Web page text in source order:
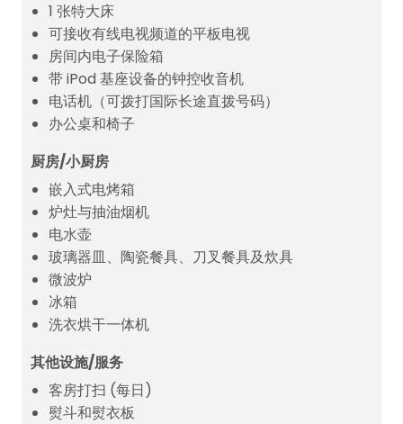
1 张特大床
可接收有线电视频道的平板电视
房间内电子保险箱
带 iPod 基座设备的钟控收音机
电话机（可拨打国际长途直拨号码）
办公桌和椅子
厨房/小厨房
嵌入式电烤箱
炉灶与抽油烟机
电水壶
玻璃器皿、陶瓷餐具、刀叉餐具及炊具
微波炉
冰箱
洗衣烘干一体机
其他设施/服务
客房打扫 (每日)
熨斗和熨衣板